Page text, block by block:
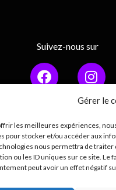
Gérer le
les meilleures expériences,
pour stocker et/ou accéder aux
nous permettra de
ou les ID uniques sur ce site. Le
peut avoir un effet négatif
Suivez-nous sur
Mentions légales
de confidentialité